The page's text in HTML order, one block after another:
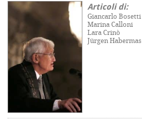
Articoli di:
Giancarlo Bosetti
Marina Calloni
Lara Crinò
Jürgen Habermas